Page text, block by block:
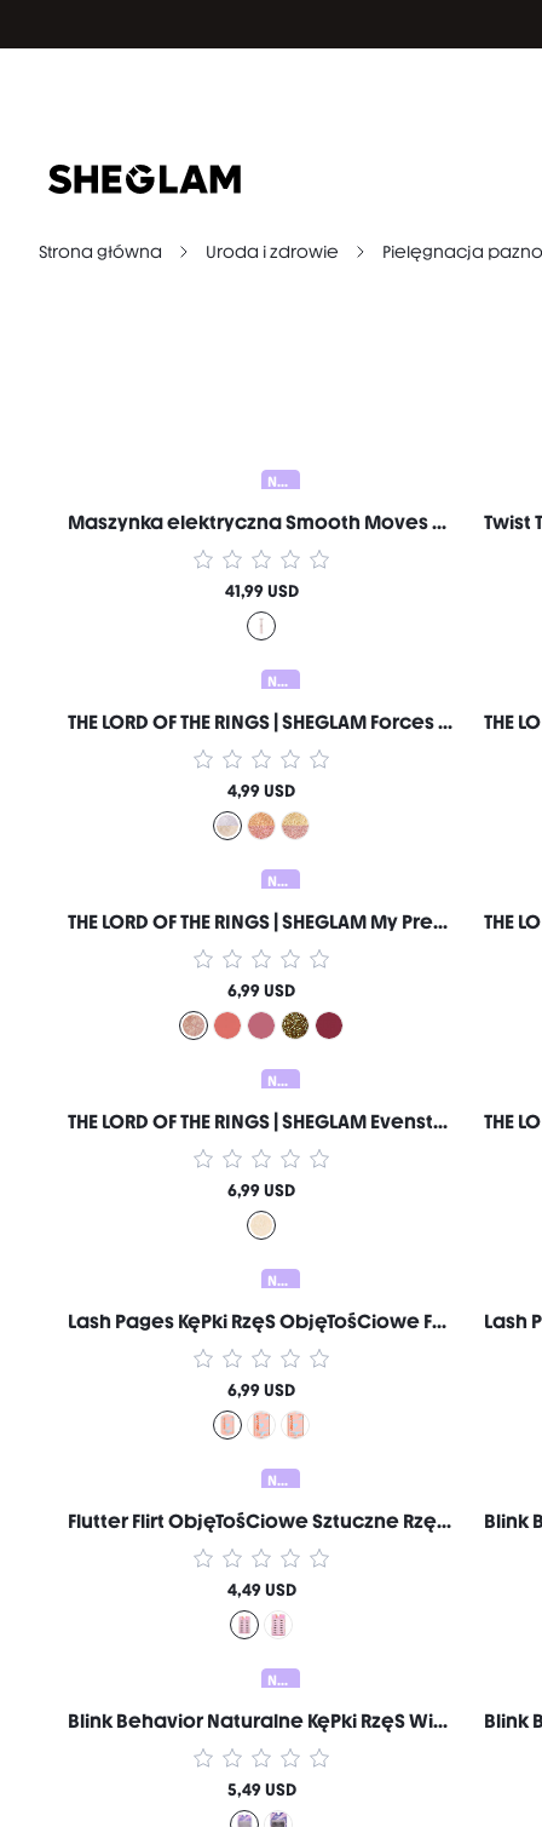
Strona główna Uroda i zdrowie Pielęgnacja
Nowy
Maszynka elektryczna Smooth Moves z jednym ostrzem
41,99 USD
Nowy
THE LORD OF THE RINGS | SHEGLAM Forces Of Fate | Duo Cieni Do Powiek-Hope & Sacrifice Markowe Kosmetyki Do MakijażU I Urody Dla Kobiet I DziewcząT
4,99 USD
Nowy
THE LORD OF THE RINGS | SHEGLAM My Preciousss BłYszczyk Do Ust-Rohan™ Markowe Kosmetyki Do MakijażU I Urody Dla Kobiet I DziewcząT
6,99 USD
Nowy
THE LORD OF THE RINGS | SHEGLAM Evenstar Glow RozśWietlacz Markowe Kosmetyki Do MakijażU I Urody Dla Kobiet I DziewcząT
6,99 USD
Nowy
Lash Pages KęPki RzęS ObjęTośCiowe Feisty Markowe Kosmetyki Do MakijażU I Urody Dla Kobiet I DziewcząT
6,99 USD
Nowy
Flutter Flirt ObjęTośCiowe Sztuczne RzęSy Pół Pasa Cat Eye Markowe Kosmetyki Do MakijażU I Urody Dla Kobiet I DziewcząT
4,49 USD
Nowy
Blink Behavior Naturalne KęPki RzęS Wispy Markowe Kosmetyki Do MakijażU I Urody Dla Kobiet I DziewcząT
5,49 USD